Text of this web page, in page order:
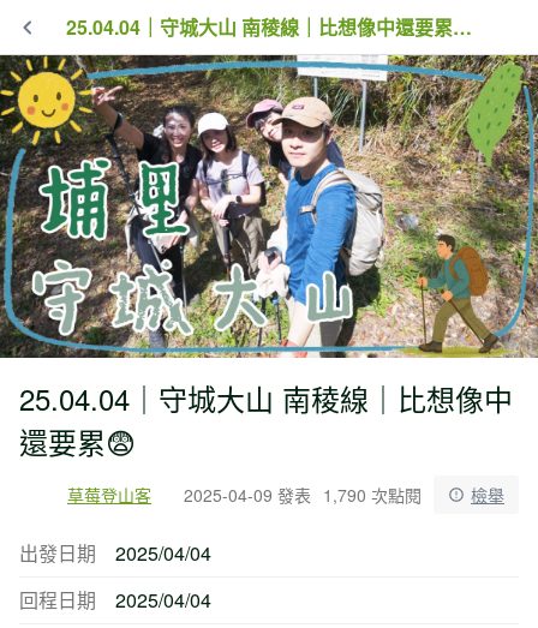
25.04.04｜守城大山 南稜線｜比想像中還要累😨
25.04.04｜守城大山 南稜線｜比想像中
還要累😨
草莓登山客 2025-04-09 發表 1,790 次點閱 檢舉
出發日期
2025/04/04
回程日期
2025/04/04